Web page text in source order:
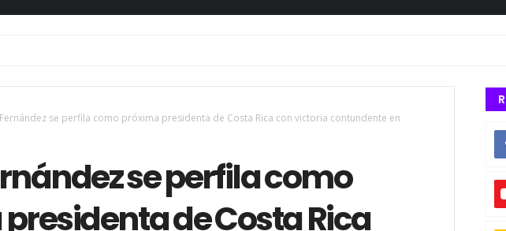
se perfila como próxima presidenta de Costa Rica con victoria contundente en
se perfila como
de Costa Rica